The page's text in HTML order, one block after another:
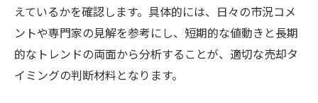
えているかを確認します。具体的には、日々の市況コメ
ントや専門家の見解を参考にし、短期的な値動きと長期
的なトレンドの両面から分析することが、適切な売却タ
イミングの判断材料となります。